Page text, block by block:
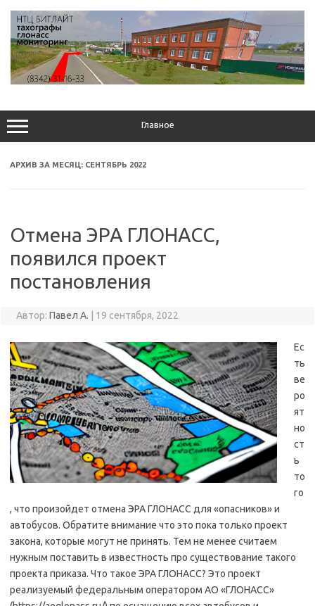
содержимому
Главное
АРХИВ ЗА МЕСЯЦ: СЕНТЯБРЬ 2022
Отмена ЭРА ГЛОНАСС,
появился проект
постановления
Автор: Павел А. 19 сентября, 2022
Ес
ть
ве
ро
ят
но
ст
ь
то
го
, что произойдет отмена ЭРА ГЛОНАСС для «опасников» и
автобусов. Обратите внимание что это пока только проект
закона, которые могут не принять. Тем не менее считаем
нужным поставить в известность про существование такого
проекта приказа. Что такое ЭРА ГЛОНАСС? Это проект
реализуемый федеральным оператором АО «ГЛОНАСС»